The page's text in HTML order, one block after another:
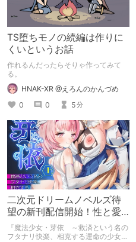
TS堕ちモノの続編は作りに
くいというお話
作れるんだったらそりゃ作ってみて
る。
HNAK-XR @えろんのかんづめ
0
0 5分
二次元ドリームノベルズ待
望の新刊配信開始！性と愛
が渦巻く、ファンタジー官
能小説開幕！
『魔法少女・芽依 ～救済という名の
フタナリ快楽、相克する運命の少女た